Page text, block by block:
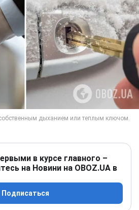
в курсе главного –
на Новини на OBOZ.UA в
Подписаться